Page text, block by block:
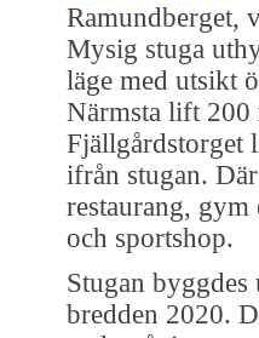
Ramundberget,
Mysig stuga
läge med utsikt
Närmsta lift 200
Fjällgårdstorget
ifrån stugan.
restaurang,
och sportshop.
Stugan byggdes
bredden 2020.